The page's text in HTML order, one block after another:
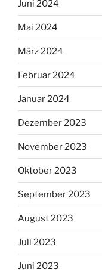
Juni 2024
Mai 2024
März 2024
Februar 2024
Januar 2024
Dezember 2023
November 2023
Oktober 2023
September 2023
August 2023
Juli 2023
Juni 2023